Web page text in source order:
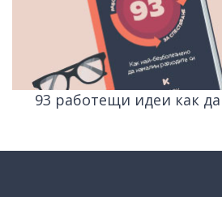
93 работещи идеи как